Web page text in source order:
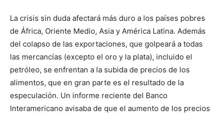
La crisis sin duda afectará más duro a los países pobres
de África, Oriente Medio, Asia y América Latina. Además
del colapso de las exportaciones, que golpeará a todas
las mercancías (excepto el oro y la plata), incluido el
petróleo, se enfrentan a la subida de precios de los
alimentos, que en gran parte es el resultado de la
especulación. Un informe reciente del Banco
Interamericano avisaba de que el aumento de los precios